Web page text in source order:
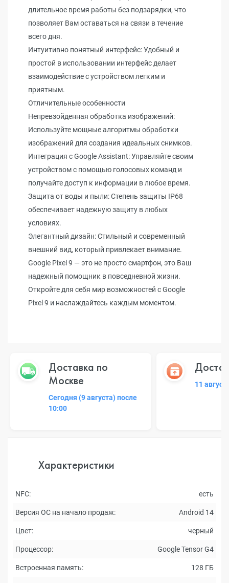
длительное время работы без подзарядки, что
позволяет Вам оставаться на связи в течение
всего дня.
Интуитивно понятный интерфейс: Удобный и
простой в использовании интерфейс делает
взаимодействие с устройством легким и
приятным.
Отличительные особенности
Непревзойденная обработка изображений:
Используйте мощные алгоритмы обработки
изображений для создания идеальных снимков.
Интеграция с Google Assistant: Управляйте своим
устройством с помощью голосовых команд и
получайте доступ к информации в любое время.
Защита от воды и пыли: Степень защиты IP68
обеспечивает надежную защиту в любых
условиях.
Элегантный дизайн: Стильный и современный
внешний вид, который привлекает внимание.
Google Pixel 9 — это не просто смартфон, это Ваш
надежный помощник в повседневной жизни.
Откройте для себя мир возможностей с Google
Pixel 9 и наслаждайтесь каждым моментом.
Доставка по
Москве
Сегодня (9 августа) после
10:00
11
Характеристики
NFC: есть
Версия ОС на начало продаж: Android 14
Цвет: черный
Процессор: Google Tensor G4
Встроенная память: 128 ГБ